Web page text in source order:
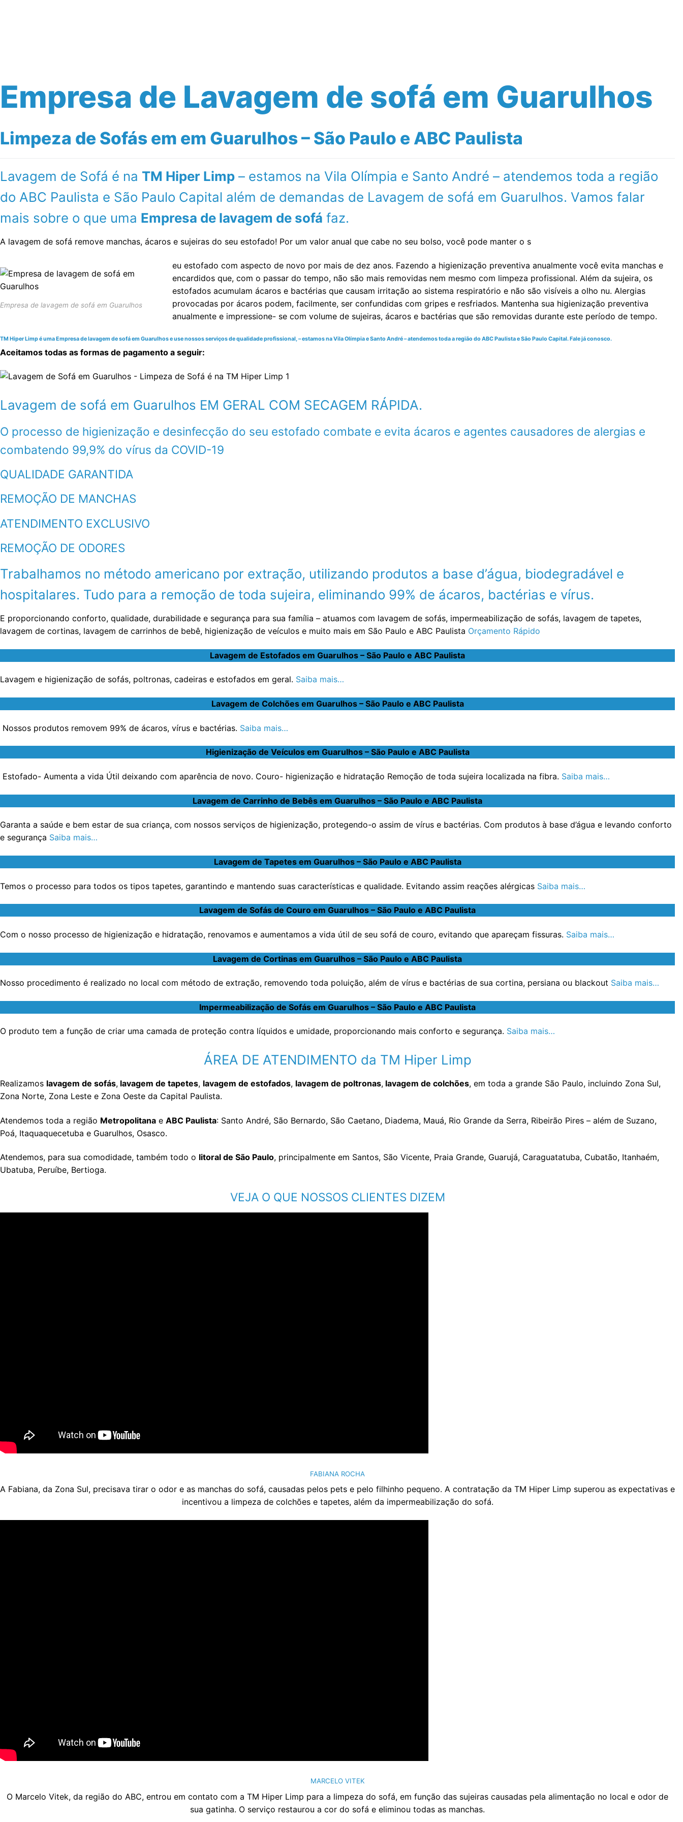
Empresa de Lavagem de sofá em Guarulhos
Limpeza de Sofás em em Guarulhos – São Paulo e ABC Paulista
Lavagem de Sofá é na TM Hiper Limp – estamos na Vila Olímpia e Santo André – atendemos toda a região
do ABC Paulista e São Paulo Capital além de demandas de Lavagem de sofá em Guarulhos. Vamos falar
mais sobre o que uma Empresa de lavagem de sofá faz.
A lavagem de sofá remove manchas, ácaros e sujeiras do seu estofado! Por um valor anual que cabe no seu bolso, você pode manter o s
Empresa de lavagem de sofá em Guarulhos
eu estofado com aspecto de novo por mais de dez anos. Fazendo a higienização preventiva anualmente você evita manchas e
encardidos que, com o passar do tempo, não são mais removidas nem mesmo com limpeza profissional. Além da sujeira, os
estofados acumulam ácaros e bactérias que causam irritação ao sistema respiratório e não são visíveis a olho nu. Alergias
provocadas por ácaros podem, facilmente, ser confundidas com gripes e resfriados. Mantenha sua higienização preventiva
anualmente e impressione- se com volume de sujeiras, ácaros e bactérias que são removidas durante este período de tempo.
TM Hiper Limp é uma Empresa de lavagem de sofá em Guarulhos e use nossos serviços de qualidade profissional, – estamos na Vila Olímpia e Santo André – atendemos toda a região do ABC Paulista e São Paulo Capital. Fale já conosco.
Aceitamos todas as formas de pagamento a seguir:
Lavagem de sofá em Guarulhos EM GERAL COM SECAGEM RÁPIDA.
O processo de higienização e desinfecção do seu estofado combate e evita ácaros e agentes causadores de alergias e
combatendo 99,9% do vírus da COVID-19
QUALIDADE GARANTIDA
REMOÇÃO DE MANCHAS
ATENDIMENTO EXCLUSIVO
REMOÇÃO DE ODORES
Trabalhamos no método americano por extração, utilizando produtos a base d’água, biodegradável e
hospitalares. Tudo para a remoção de toda sujeira, eliminando 99% de ácaros, bactérias e vírus.
E proporcionando conforto, qualidade, durabilidade e segurança para sua família – atuamos com lavagem de sofás, impermeabilização de sofás, lavagem de tapetes,
lavagem de cortinas, lavagem de carrinhos de bebê, higienização de veículos e muito mais em São Paulo e ABC Paulista Orçamento Rápido
Lavagem de Estofados em Guarulhos – São Paulo e ABC Paulista
Lavagem e higienização de sofás, poltronas, cadeiras e estofados em geral. Saiba mais…
Lavagem de Colchões em Guarulhos – São Paulo e ABC Paulista
Nossos produtos removem 99% de ácaros, vírus e bactérias. Saiba mais…
Higienização de Veículos em Guarulhos – São Paulo e ABC Paulista
Estofado- Aumenta a vida Útil deixando com aparência de novo. Couro- higienização e hidratação Remoção de toda sujeira localizada na fibra. Saiba mais…
Lavagem de Carrinho de Bebês em Guarulhos – São Paulo e ABC Paulista
Garanta a saúde e bem estar de sua criança, com nossos serviços de higienização, protegendo-o assim de vírus e bactérias. Com produtos à base d’água e levando conforto
e segurança Saiba mais…
Lavagem de Tapetes em Guarulhos – São Paulo e ABC Paulista
Temos o processo para todos os tipos tapetes, garantindo e mantendo suas características e qualidade. Evitando assim reações alérgicas Saiba mais…
Lavagem de Sofás de Couro em Guarulhos – São Paulo e ABC Paulista
Com o nosso processo de higienização e hidratação, renovamos e aumentamos a vida útil de seu sofá de couro, evitando que apareçam fissuras. Saiba mais…
Lavagem de Cortinas em Guarulhos – São Paulo e ABC Paulista
Nosso procedimento é realizado no local com método de extração, removendo toda poluição, além de vírus e bactérias de sua cortina, persiana ou blackout Saiba mais…
Impermeabilização de Sofás em Guarulhos – São Paulo e ABC Paulista
O produto tem a função de criar uma camada de proteção contra líquidos e umidade, proporcionando mais conforto e segurança. Saiba mais…
ÁREA DE ATENDIMENTO da TM Hiper Limp
Realizamos lavagem de sofás, lavagem de tapetes, lavagem de estofados, lavagem de poltronas, lavagem de colchões, em toda a grande São Paulo, incluindo Zona Sul,
Zona Norte, Zona Leste e Zona Oeste da Capital Paulista.
Atendemos toda a região Metropolitana e ABC Paulista: Santo André, São Bernardo, São Caetano, Diadema, Mauá, Rio Grande da Serra, Ribeirão Pires – além de Suzano,
Poá, Itaquaquecetuba e Guarulhos, Osasco.
Atendemos, para sua comodidade, também todo o litoral de São Paulo, principalmente em Santos, São Vicente, Praia Grande, Guarujá, Caraguatatuba, Cubatão, Itanhaém,
Ubatuba, Peruíbe, Bertioga.
VEJA O QUE NOSSOS CLIENTES DIZEM
FABIANA ROCHA
A Fabiana, da Zona Sul, precisava tirar o odor e as manchas do sofá, causadas pelos pets e pelo filhinho pequeno. A contratação da TM Hiper Limp superou as expectativas e
incentivou a limpeza de colchões e tapetes, além da impermeabilização do sofá.
MARCELO VITEK
O Marcelo Vitek, da região do ABC, entrou em contato com a TM Hiper Limp para a limpeza do sofá, em função das sujeiras causadas pela alimentação no local e odor de
sua gatinha. O serviço restaurou a cor do sofá e eliminou todas as manchas.